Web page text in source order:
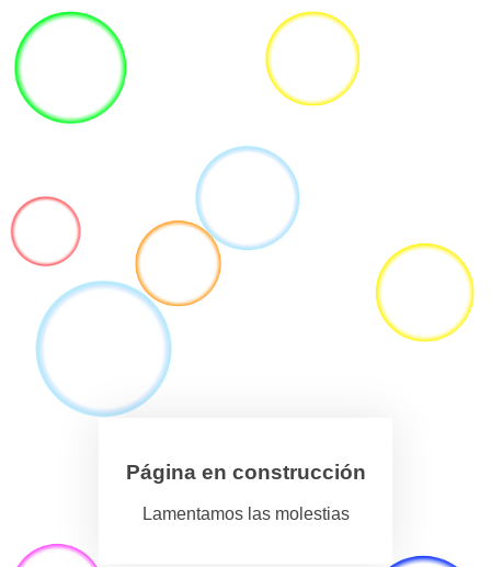
Página en construcción
Lamentamos las molestias